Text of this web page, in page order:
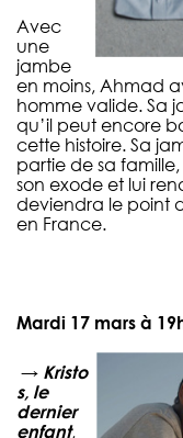
Avec
une
jambe
en moins, Ahmad
homme valide. Sa
qu’il peut encore
cette histoire. Sa
partie de sa
son exode et lui
deviendra le point
en France.
Mardi 17 mars à
→ Kristo
s, le
dernier
enfant,